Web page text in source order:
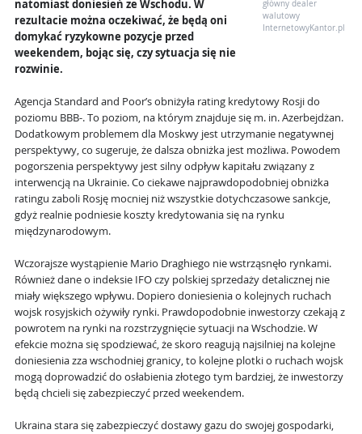
główny dealer
walutowy
InternetowyKantor.pl
natomiast doniesień ze Wschodu. W
rezultacie można oczekiwać, że będą oni
domykać ryzykowne pozycje przed
weekendem, bojąc się, czy sytuacja się nie
rozwinie.
Agencja Standard and Poor’s obniżyła rating kredytowy Rosji do
poziomu BBB-. To poziom, na którym znajduje się m. in. Azerbejdżan.
Dodatkowym problemem dla Moskwy jest utrzymanie negatywnej
perspektywy, co sugeruje, że dalsza obniżka jest możliwa. Powodem
pogorszenia perspektywy jest silny odpływ kapitału związany z
interwencją na Ukrainie. Co ciekawe najprawdopodobniej obniżka
ratingu zaboli Rosję mocniej niż wszystkie dotychczasowe sankcje,
gdyż realnie podniesie koszty kredytowania się na rynku
międzynarodowym.
Wczorajsze wystąpienie Mario Draghiego nie wstrząsnęło rynkami.
Również dane o indeksie IFO czy polskiej sprzedaży detalicznej nie
miały większego wpływu. Dopiero doniesienia o kolejnych ruchach
wojsk rosyjskich ożywiły rynki. Prawdopodobnie inwestorzy czekają z
powrotem na rynki na rozstrzygnięcie sytuacji na Wschodzie. W
efekcie można się spodziewać, że skoro reagują najsilniej na kolejne
doniesienia zza wschodniej granicy, to kolejne plotki o ruchach wojsk
mogą doprowadzić do osłabienia złotego tym bardziej, że inwestorzy
będą chcieli się zabezpieczyć przed weekendem.
Ukraina stara się zabezpieczyć dostawy gazu do swojej gospodarki,